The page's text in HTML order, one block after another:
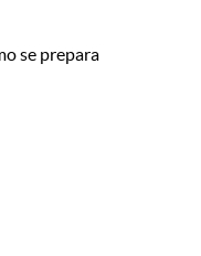
se prepara